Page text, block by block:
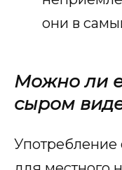
они в
Можно ли
сыром